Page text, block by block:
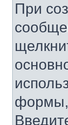
При
формы,